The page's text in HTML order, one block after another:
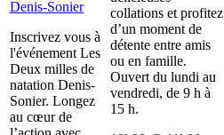
Denis-Sonier
Inscrivez vous à
l'événement Les
Deux milles de
natation Denis-
Sonier. Longez
au cœur de
collations et profitez
d’un moment de
détente entre amis
ou en famille.
Ouvert du lundi au
vendredi, de 9 h à
15 h.